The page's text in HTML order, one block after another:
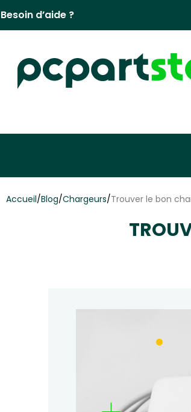
au
contenu
Besoin d’aide ?
Accueil/Blog/Chargeurs/Trouver le bon